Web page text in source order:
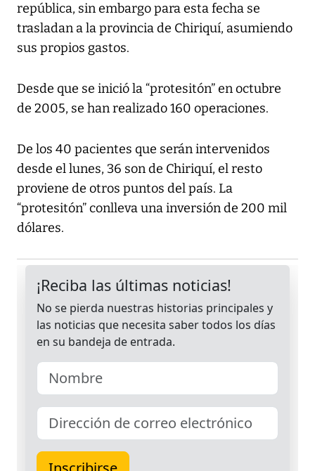
república, sin embargo para esta fecha se
trasladan a la provincia de Chiriquí, asumiendo
sus propios gastos.
Desde que se inició la “protesitón” en octubre
de 2005, se han realizado 160 operaciones.
De los 40 pacientes que serán intervenidos
desde el lunes, 36 son de Chiriquí, el resto
proviene de otros puntos del país. La
“protesitón” conlleva una inversión de 200 mil
dólares.